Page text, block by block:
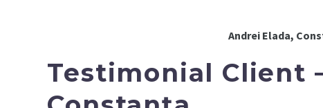
Andrei Elada,
Testimonial Client